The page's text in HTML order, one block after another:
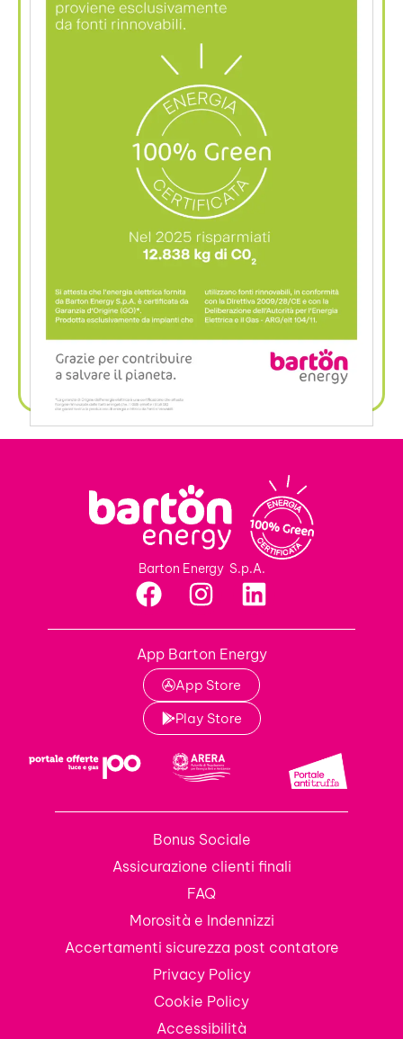
Barton Energy S.p.A.
App Barton Energy
App Store
Play Store
Bonus Sociale
Assicurazione clienti finali
FAQ
Morosità e Indennizzi
Accertamenti sicurezza post contatore
Privacy Policy
Cookie Policy
Accessibilità